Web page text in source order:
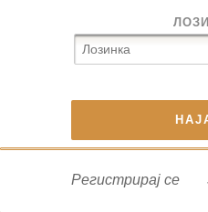
Регистрирај се